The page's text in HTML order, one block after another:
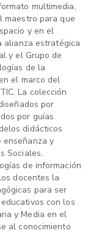
multimedia,
maestro para que
y en el
alianza estratégica
y el Grupo de
de la
el marco del
La colección
por
por guías
didácticos
enseñanza y
Sociales,
de información
docentes la
para ser
con los
y Media en el
al conocimiento